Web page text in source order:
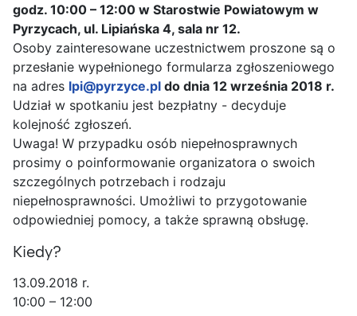
godz. 10:00 – 12:00 w Starostwie Powiatowym w
Pyrzycach, ul. Lipiańska 4, sala nr 12.
Osoby zainteresowane uczestnictwem proszone są o
przesłanie wypełnionego formularza zgłoszeniowego
na adres lpi@pyrzyce.pl do dnia 12 września 2018 r.
Udział w spotkaniu jest bezpłatny - decyduje
kolejność zgłoszeń.
Uwaga! W przypadku osób niepełnosprawnych
prosimy o poinformowanie organizatora o swoich
szczególnych potrzebach i rodzaju
niepełnosprawności. Umożliwi to przygotowanie
odpowiedniej pomocy, a także sprawną obsługę.
Kiedy?
13.09.2018 r.
10:00 – 12:00